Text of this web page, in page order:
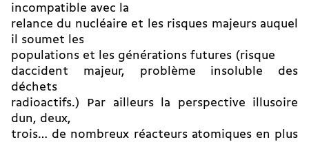
incompatible avec la
relance du nucléaire et les risques majeurs auquel
il soumet les
populations et les générations futures (risque
daccident majeur, problème insoluble des
déchets
radioactifs.) Par ailleurs la perspective illusoire
dun, deux,
trois… de nombreux réacteurs atomiques en plus